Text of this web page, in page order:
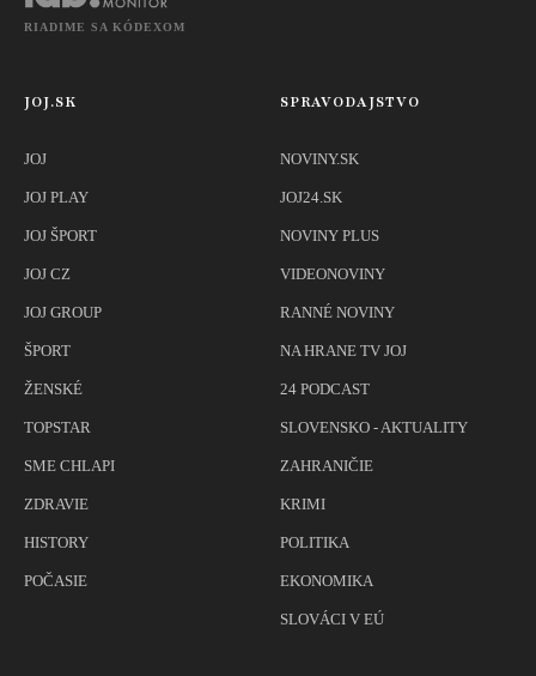
RIADIME SA KÓDEXOM
JOJ.SK
JOJ
JOJ PLAY
JOJ ŠPORT
JOJ CZ
JOJ GROUP
ŠPORT
ŽENSKÉ
TOPSTAR
SME CHLAPI
ZDRAVIE
HISTORY
POČASIE
SPRAVODAJSTVO
NOVINY.SK
JOJ24.SK
NOVINY PLUS
VIDEONOVINY
RANNÉ NOVINY
NA HRANE TV JOJ
24 PODCAST
SLOVENSKO - AKTUALITY
ZAHRANIČIE
KRIMI
POLITIKA
EKONOMIKA
SLOVÁCI V EÚ